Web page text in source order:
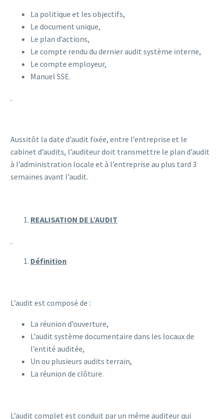
La politique et les objectifs,
Le document unique,
Le plan d’actions,
Le compte rendu du dernier audit système interne,
Le compte employeur,
Manuel SSE.
Aussitôt la date d’audit fixée, entre l’entreprise et le
cabinet d’audits, l’auditeur doit transmettre le plan d’audit
à l’administration locale et à l’entreprise au plus tard 3
semaines avant l’audit.
REALISATION DE L’AUDIT
Définition
L’audit est composé de :
La réunion d’ouverture,
L’audit système documentaire dans les locaux de
l’entité auditée,
Un ou plusieurs audits terrain,
La réunion de clôture.
L’audit complet est conduit par un même auditeur qui